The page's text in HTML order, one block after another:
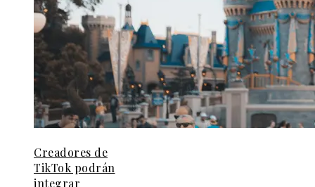
Creadores de
TikTok podrán
integrar